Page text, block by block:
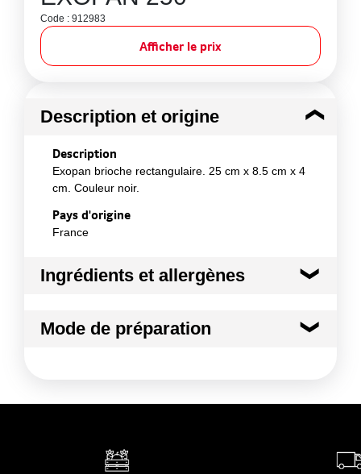
Code : 912983
Afficher le prix
Description et origine
Description
Exopan brioche rectangulaire. 25 cm x 8.5 cm x 4
cm. Couleur noir.
Pays d'origine
France
Ingrédients et allergènes
Acier anti-adhérent.
Mode de préparation